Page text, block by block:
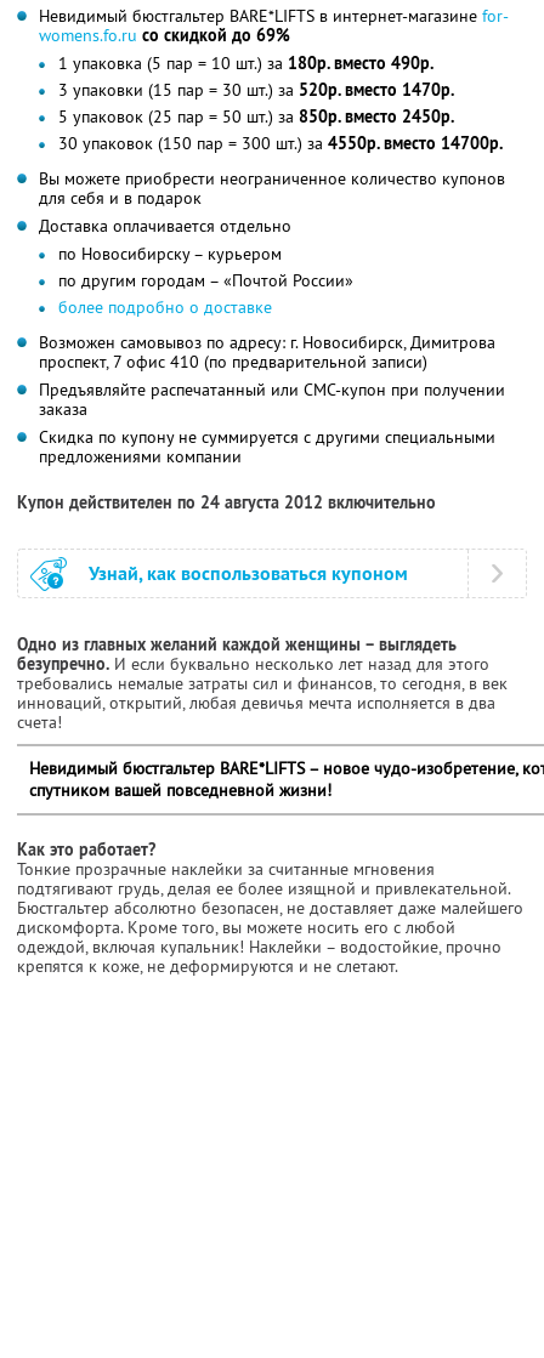
Невидимый бюстгальтер BARE*LIFTS в интернет-магазине for-
womens.fo.ru со скидкой до 69%
1 упаковка (5 пар = 10 шт.) за 180р. вместо 490р.
3 упаковки (15 пар = 30 шт.) за 520р. вместо 1470р.
5 упаковок (25 пар = 50 шт.) за 850р. вместо 2450р.
30 упаковок (150 пар = 300 шт.) за 4550р. вместо 14700р.
Вы можете приобрести неограниченное количество купонов
для себя и в подарок
Доставка оплачивается отдельно
по Новосибирску – курьером
по другим городам – «Почтой России»
более подробно о доставке
Возможен самовывоз по адресу: г. Новосибирск, Димитрова
проспект, 7 офис 410 (по предварительной записи)
Предъявляйте распечатанный или СМС-купон при получении
заказа
Скидка по купону не суммируется с другими специальными
предложениями компании
Купон действителен по 24 августа 2012 включительно
Узнай, как воспользоваться купоном
Одно из главных желаний каждой женщины – выглядеть
безупречно. И если буквально несколько лет назад для этого
требовались немалые затраты сил и финансов, то сегодня, в век
инноваций, открытий, любая девичья мечта исполняется в два
счета!
Невидимый бюстгальтер BARE*LIFTS – новое чудо-изобретение,
спутником вашей повседневной жизни!
Как это работает?
Тонкие прозрачные наклейки за считанные мгновения
подтягивают грудь, делая ее более изящной и привлекательной.
Бюстгальтер абсолютно безопасен, не доставляет даже малейшего
дискомфорта. Кроме того, вы можете носить его с любой
одеждой, включая купальник! Наклейки – водостойкие, прочно
крепятся к коже, не деформируются и не слетают.